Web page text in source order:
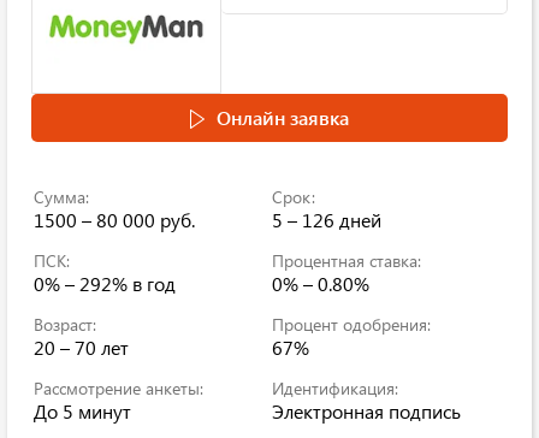
Онлайн заявка
Сумма:
1500 – 80 000 руб.
Срок:
5 – 126 дней
ПСК:
0% – 292% в год
Процентная ставка:
0% – 0.80%
Возраст:
20 – 70 лет
Процент одобрения:
67%
Рассмотрение анкеты:
До 5 минут
Идентификация:
Электронная подпись